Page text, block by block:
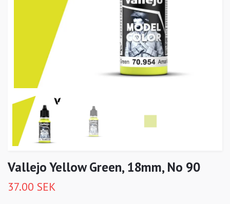
Vallejo Yellow Green, 18mm, No 90
37.00 SEK